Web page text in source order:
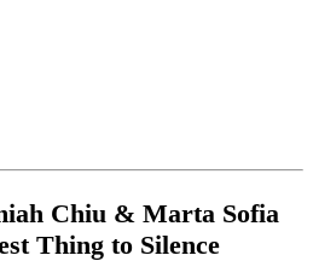
Chiu & Marta Sofia
Thing to Silence